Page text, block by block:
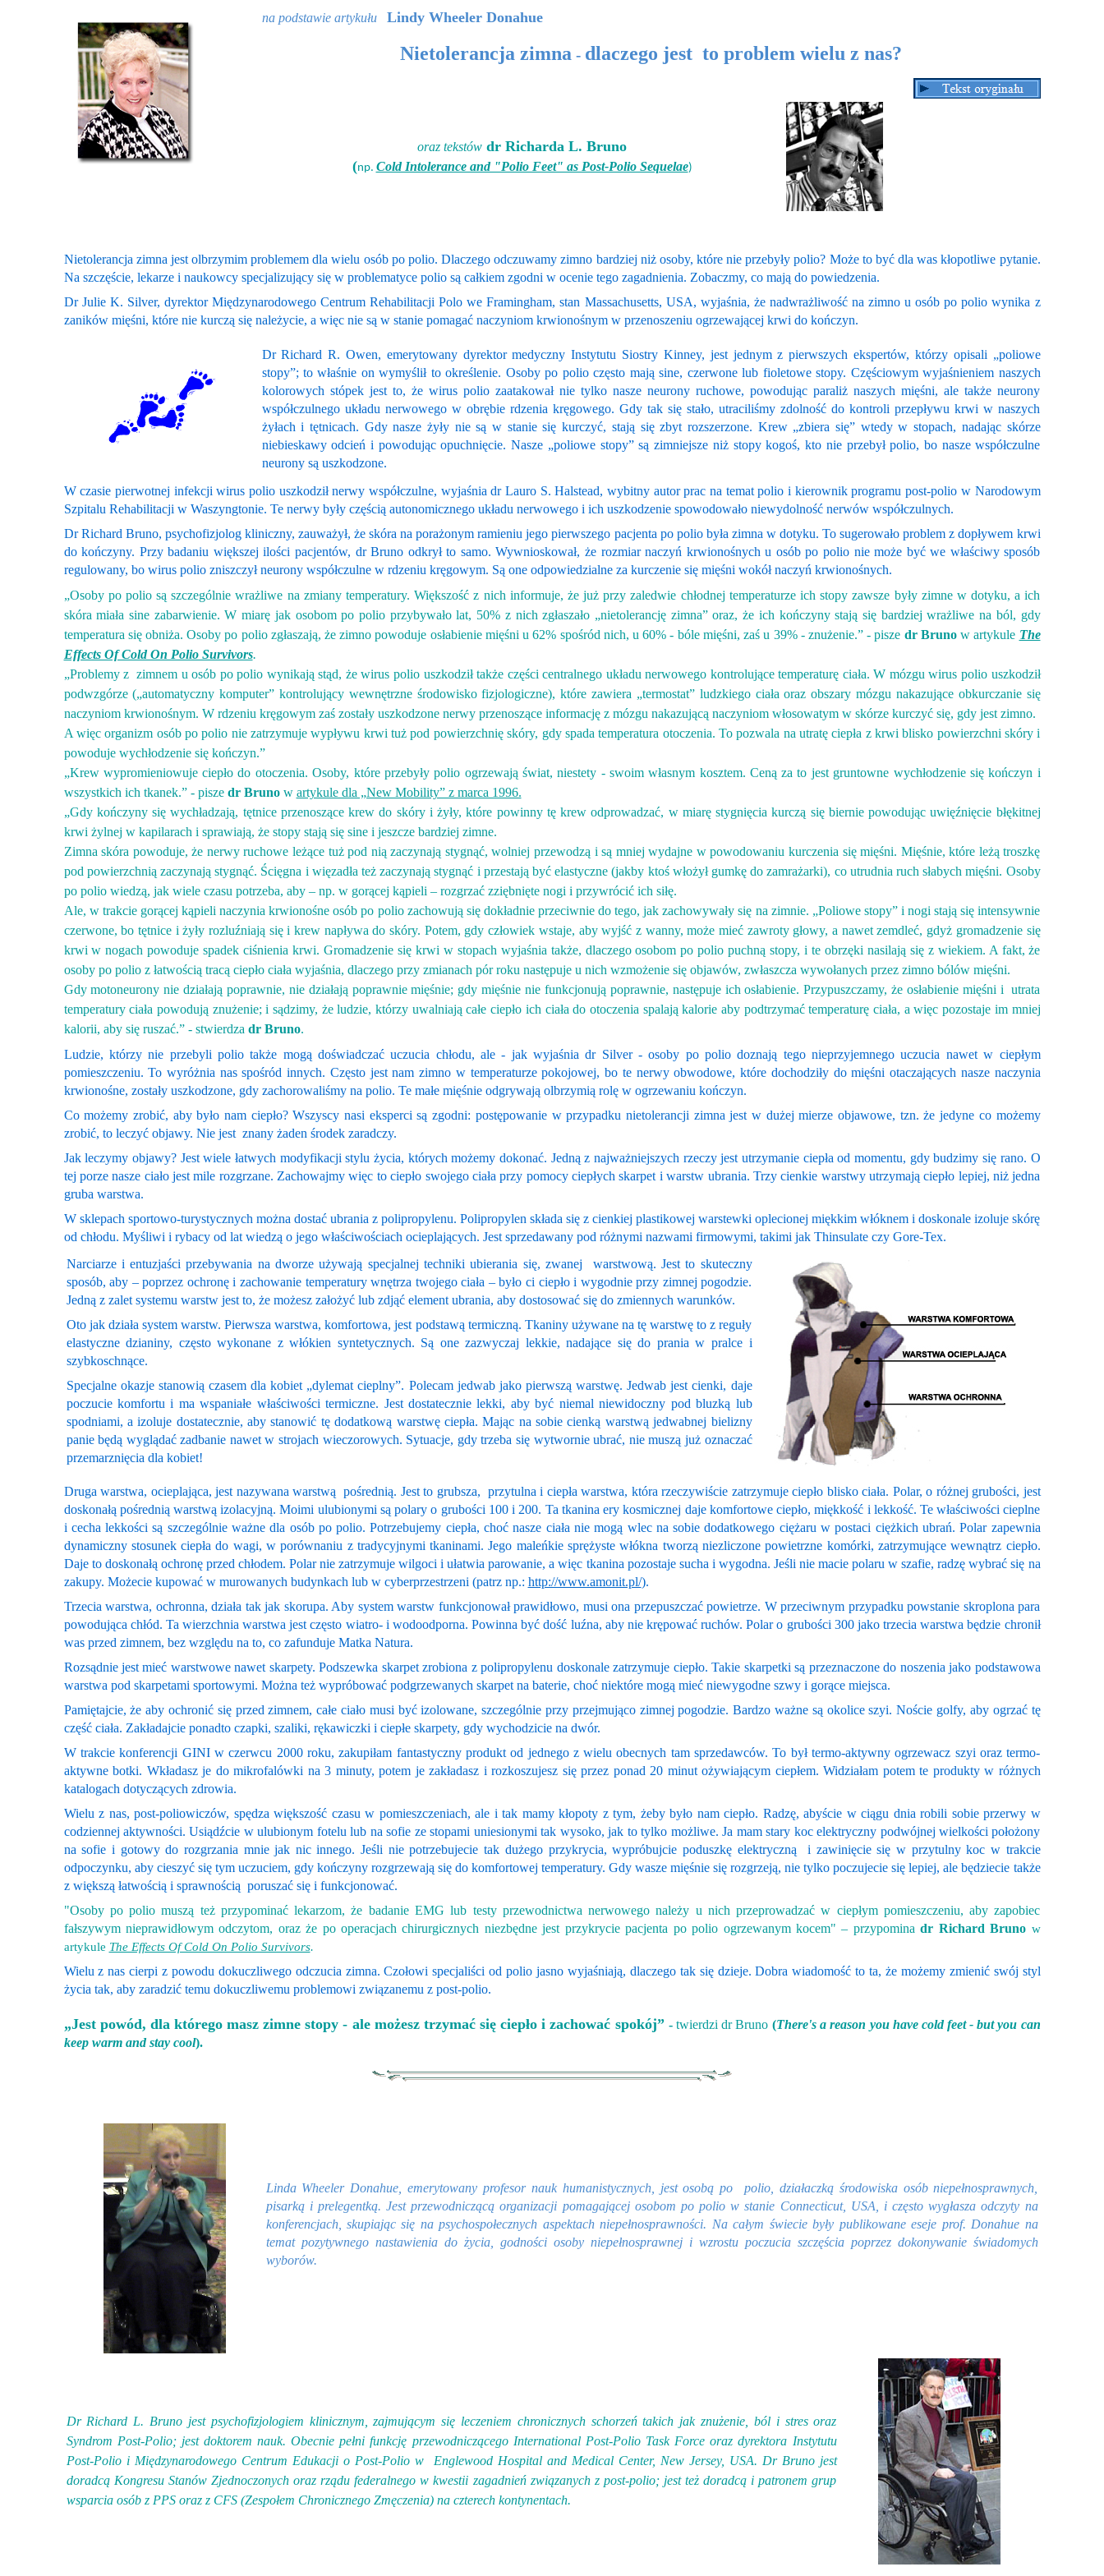
na podstawie artykułu Lindy Wheeler Donahue
Nietolerancja zimna - dlaczego jest to problem wielu z nas?
oraz tekstów dr Richarda L. Bruno
(np. Cold Intolerance and "Polio Feet" as Post-Polio Sequelae)
Nietolerancja zimna jest olbrzymim problemem dla wielu osób po polio. Dlaczego odczuwamy zimno bardziej niż osoby, które nie przebyły polio? Może to być dla was kłopotliwe pytanie.
Na szczęście, lekarze i naukowcy specjalizujący się w problematyce polio są całkiem zgodni w ocenie tego zagadnienia. Zobaczmy, co mają do powiedzenia.
Dr Julie K. Silver, dyrektor Międzynarodowego Centrum Rehabilitacji Polo we Framingham, stan Massachusetts, USA, wyjaśnia, że nadwrażliwość na zimno u osób po polio wynika z
zaników mięśni, które nie kurczą się należycie, a więc nie są w stanie pomagać naczyniom krwionośnym w przenoszeniu ogrzewającej krwi do kończyn.
Dr Richard R. Owen, emerytowany dyrektor medyczny Instytutu Siostry Kinney, jest jednym z pierwszych ekspertów, którzy opisali „poliowe
stopy”; to właśnie on wymyślił to określenie. Osoby po polio często mają sine, czerwone lub fioletowe stopy. Częściowym wyjaśnieniem naszych
kolorowych stópek jest to, że wirus polio zaatakował nie tylko nasze neurony ruchowe, powodując paraliż naszych mięśni, ale także neurony
współczulnego układu nerwowego w obrębie rdzenia kręgowego. Gdy tak się stało, utraciliśmy zdolność do kontroli przepływu krwi w naszych
żyłach i tętnicach. Gdy nasze żyły nie są w stanie się kurczyć, stają się zbyt rozszerzone. Krew „zbiera się” wtedy w stopach, nadając skórze
niebieskawy odcień i powodując opuchnięcie. Nasze „poliowe stopy” są zimniejsze niż stopy kogoś, kto nie przebył polio, bo nasze współczulne
neurony są uszkodzone.
W czasie pierwotnej infekcji wirus polio uszkodził nerwy współczulne, wyjaśnia dr Lauro S. Halstead, wybitny autor prac na temat polio i kierownik programu post-polio w Narodowym
Szpitalu Rehabilitacji w Waszyngtonie. Te nerwy były częścią autonomicznego układu nerwowego i ich uszkodzenie spowodowało niewydolność nerwów współczulnych.
Dr Richard Bruno, psychofizjolog kliniczny, zauważył, że skóra na porażonym ramieniu jego pierwszego pacjenta po polio była zimna w dotyku. To sugerowało problem z dopływem krwi
do kończyny. Przy badaniu większej ilości pacjentów, dr Bruno odkrył to samo. Wywnioskował, że rozmiar naczyń krwionośnych u osób po polio nie może być we właściwy sposób
regulowany, bo wirus polio zniszczył neurony współczulne w rdzeniu kręgowym. Są one odpowiedzialne za kurczenie się mięśni wokół naczyń krwionośnych.
„Osoby po polio są szczególnie wrażliwe na zmiany temperatury. Większość z nich informuje, że już przy zaledwie chłodnej temperaturze ich stopy zawsze były zimne w dotyku, a ich
skóra miała sine zabarwienie. W miarę jak osobom po polio przybywało lat, 50% z nich zgłaszało „nietolerancję zimna” oraz, że ich kończyny stają się bardziej wrażliwe na ból, gdy
temperatura się obniża. Osoby po polio zgłaszają, że zimno powoduje osłabienie mięśni u 62% spośród nich, u 60%- bóle mięśni, zaś u 39% -znużenie.”- pisze dr Brunow artykule The
Effects Of Cold On Polio Survivors.
„Problemy z zimnem u osób po polio wynikają stąd, że wirus polio uszkodził także części centralnego układu nerwowego kontrolujące temperaturę ciała. W mózgu wirus polio uszkodził
podwzgórze („automatyczny komputer” kontrolujący wewnętrzne środowisko fizjologiczne), które zawiera „termostat” ludzkiego ciała oraz obszary mózgu nakazujące obkurczanie się
naczyniom krwionośnym. W rdzeniu kręgowym zaś zostały uszkodzone nerwy przenoszące informację z mózgu nakazującą naczyniom włosowatym w skórze kurczyć się, gdy jest zimno.
A więc organizm osób po polio nie zatrzymuje wypływu krwi tuż pod powierzchnię skóry, gdy spada temperatura otoczenia. To pozwala na utratę ciepła z krwi blisko powierzchni skóry i
powoduje wychłodzenie się kończyn.”
„Krew wypromieniowuje ciepło do otoczenia. Osoby, które przebyły polio ogrzewają świat, niestety -swoim własnym kosztem. Ceną za to jest gruntowne wychłodzenie się kończyn i
wszystkich ich tkanek.” -pisze dr Brunow artykule dla „New Mobility” z marca 1996.
„Gdy kończyny się wychładzają, tętnice przenoszące krew do skóry i żyły, które powinny tę krew odprowadzać, w miarę stygnięcia kurczą się biernie powodując uwięźnięcie błękitnej
krwi żylnej w kapilarach i sprawiają, że stopy stają się sine i jeszcze bardziej zimne.
Zimna skóra powoduje, że nerwy ruchowe leżące tuż pod nią zaczynają stygnąć, wolniej przewodzą i są mniej wydajne w powodowaniu kurczenia się mięśni. Mięśnie, które leżą troszkę
pod powierzchnią zaczynają stygnąć. Ścięgna i więzadła też zaczynają stygnąć i przestają być elastyczne (jakby ktoś włożył gumkę do zamrażarki), co utrudnia ruch słabych mięśni. Osoby
po polio wiedzą, jak wiele czasu potrzeba, aby – np. w gorącej kąpieli – rozgrzać zziębnięte nogi i przywrócić ich siłę.
Ale, w trakcie gorącej kąpieli naczynia krwionośne osób po polio zachowują się dokładnie przeciwnie do tego, jak zachowywały się na zimnie. „Poliowe stopy” i nogi stają się intensywnie
czerwone, bo tętnice i żyły rozluźniają się i krew napływa do skóry. Potem, gdy człowiek wstaje, aby wyjść z wanny, może mieć zawroty głowy, a nawet zemdleć, gdyż gromadzenie się
krwi w nogach powoduje spadek ciśnienia krwi. Gromadzenie się krwi w stopach wyjaśnia także, dlaczego osobom po polio puchną stopy, i te obrzęki nasilają się z wiekiem. A fakt, że
osoby po polio z łatwością tracą ciepło ciała wyjaśnia, dlaczego przy zmianach pór roku następuje u nich wzmożenie się objawów, zwłaszcza wywołanych przez zimno bólów mięśni.
Gdy motoneurony nie działają poprawnie, nie działają poprawnie mięśnie; gdy mięśnie nie funkcjonują poprawnie, następuje ich osłabienie. Przypuszczamy, że osłabienie mięśni i utrata
temperatury ciała powodują znużenie; i sądzimy, że ludzie, którzy uwalniają całe ciepło ich ciała do otoczenia spalają kalorie aby podtrzymać temperaturę ciała, a więc pozostaje im mniej
kalorii, aby się ruszać.” -stwierdza drBruno.
Ludzie, którzy nie przebyli polio także mogą doświadczać uczucia chłodu, ale- jak wyjaśnia dr Silver- osoby po polio doznają tego nieprzyjemnego uczucia nawet w ciepłym
pomieszczeniu. To wyróżnia nas spośród innych. Często jest nam zimno w temperaturze pokojowej, bo te nerwy obwodowe, które dochodziły do mięśni otaczających nasze naczynia
krwionośne, zostały uszkodzone, gdy zachorowaliśmy na polio. Te małe mięśnie odgrywają olbrzymią rolę w ogrzewaniu kończyn.
Co możemy zrobić, aby było nam ciepło? Wszyscy nasi eksperci są zgodni: postępowanie w przypadku nietolerancji zimna jest w dużej mierze objawowe, tzn. że jedyne co możemy
zrobić, to leczyć objawy. Nie jest znany żaden środek zaradczy.
Jak leczymy objawy? Jest wiele łatwych modyfikacji stylu życia, których możemy dokonać. Jedną z najważniejszych rzeczy jest utrzymanie ciepła od momentu, gdy budzimy się rano. O
tej porze nasze ciało jest mile rozgrzane. Zachowajmy więc to ciepło swojego ciała przy pomocy ciepłych skarpet i warstw ubrania. Trzy cienkie warstwy utrzymają ciepło lepiej, niż jedna
gruba warstwa.
W sklepach sportowo-turystycznych można dostać ubrania z polipropylenu. Polipropylen składa się z cienkiej plastikowej warstewki oplecionej miękkim włóknem i doskonale izoluje skórę
od chłodu. Myśliwi i rybacy od lat wiedzą o jego właściwościach ocieplających. Jest sprzedawany pod różnymi nazwami firmowymi, takimi jak Thinsulate czy Gore-Tex.
Narciarze i entuzjaści przebywania na dworze używają specjalnej techniki ubierania się, zwanej warstwową. Jest to skuteczny
sposób, aby – poprzez ochronę i zachowanie temperatury wnętrza twojego ciała – było ci ciepło i wygodnie przy zimnej pogodzie.
Jedną z zalet systemu warstw jest to, że możesz założyć lub zdjąć element ubrania, aby dostosować się do zmiennych warunków.
Oto jak działa system warstw. Pierwsza warstwa, komfortowa, jest podstawą termiczną. Tkaniny używane na tę warstwę to z reguły
elastyczne dzianiny, często wykonane z włókien syntetycznych. Są one zazwyczaj lekkie, nadające się do prania w pralce i
szybkoschnące.
Specjalne okazje stanowią czasem dla kobiet „dylemat cieplny”. Polecam jedwab jako pierwszą warstwę. Jedwab jest cienki, daje
poczucie komfortu i ma wspaniałe właściwości termiczne. Jest dostatecznie lekki, aby być niemal niewidoczny pod bluzką lub
spodniami, a izoluje dostatecznie, aby stanowić tę dodatkową warstwę ciepła. Mając na sobie cienką warstwą jedwabnej bielizny
panie będą wyglądać zadbanie nawet w strojach wieczorowych. Sytuacje, gdy trzeba się wytwornie ubrać, nie muszą już oznaczać
przemarznięcia dla kobiet!
Druga warstwa, ocieplająca, jest nazywana warstwą pośrednią. Jest to grubsza, przytulna i ciepła warstwa, która rzeczywiście zatrzymuje ciepło blisko ciała. Polar, o różnej grubości, jest
doskonałą pośrednią warstwą izolacyjną. Moimi ulubionymi są polary o grubości 100 i 200. Ta tkanina ery kosmicznej daje komfortowe ciepło, miękkość i lekkość. Te właściwości cieplne
i cecha lekkości są szczególnie ważne dla osób po polio. Potrzebujemy ciepła, choć nasze ciała nie mogą wlec na sobie dodatkowego ciężaru w postaci ciężkich ubrań. Polar zapewnia
dynamiczny stosunek ciepła do wagi, w porównaniu z tradycyjnymi tkaninami. Jego maleńkie sprężyste włókna tworzą niezliczone powietrzne komórki, zatrzymujące wewnątrz ciepło.
Daje to doskonałą ochronę przed chłodem. Polar nie zatrzymuje wilgoci i ułatwia parowanie, a więc tkanina pozostaje sucha i wygodna. Jeśli nie macie polaru w szafie, radzę wybrać się na
zakupy. Możecie kupować w murowanych budynkach lub w cyberprzestrzeni (patrz np.: http://www.amonit.pl/).
Trzecia warstwa, ochronna, działa tak jak skorupa. Aby system warstw funkcjonował prawidłowo, musi ona przepuszczać powietrze. W przeciwnym przypadku powstanie skroplona para
powodująca chłód. Ta wierzchnia warstwa jest często wiatro- i wodoodporna. Powinna być dość luźna, aby nie krępować ruchów. Polar o grubości 300 jako trzecia warstwa będzie chronił
was przed zimnem, bez względu na to, co zafunduje Matka Natura.
Rozsądnie jest mieć warstwowe nawet skarpety. Podszewka skarpet zrobiona z polipropylenu doskonale zatrzymuje ciepło. Takie skarpetki są przeznaczone do noszenia jako podstawowa
warstwa pod skarpetami sportowymi. Można też wypróbować podgrzewanych skarpet na baterie, choć niektóre mogą mieć niewygodne szwy i gorące miejsca.
Pamiętajcie, że aby ochronić się przed zimnem, całe ciało musi być izolowane, szczególnie przy przejmująco zimnej pogodzie. Bardzo ważne są okolice szyi. Noście golfy, aby ogrzać tę
część ciała. Zakładajcie ponadto czapki, szaliki, rękawiczki i ciepłe skarpety, gdy wychodzicie na dwór.
W trakcie konferencji GINI w czerwcu 2000 roku, zakupiłam fantastyczny produkt od jednego z wielu obecnych tam sprzedawców. To był termo-aktywny ogrzewacz szyi oraz termo-
aktywne botki. Wkładasz je do mikrofalówki na 3 minuty, potem je zakładasz i rozkoszujesz się przez ponad 20 minut ożywiającym ciepłem. Widziałam potem te produkty w różnych
katalogach dotyczących zdrowia.
Wielu z nas, post-poliowiczów, spędza większość czasu w pomieszczeniach, ale i tak mamy kłopoty z tym, żeby było nam ciepło. Radzę, abyście w ciągu dnia robili sobie przerwy w
codziennej aktywności. Usiądźcie w ulubionym fotelu lub na sofie ze stopami uniesionymi tak wysoko, jak to tylko możliwe. Ja mam stary koc elektryczny podwójnej wielkości położony
na sofie i gotowy do rozgrzania mnie jak nic innego. Jeśli nie potrzebujecie tak dużego przykrycia, wypróbujcie poduszkę elektryczną i zawinięcie się w przytulny koc w trakcie
odpoczynku, aby cieszyć się tym uczuciem, gdy kończyny rozgrzewają się do komfortowej temperatury. Gdy wasze mięśnie się rozgrzeją, nie tylko poczujecie się lepiej, ale będziecie także
z większą łatwością i sprawnością poruszać się i funkcjonować.
"Osoby po polio muszą też przypominać lekarzom, że badanie EMG lub testy przewodnictwa nerwowego należy u nich przeprowadzać w ciepłym pomieszczeniu, aby zapobiec
fałszywym nieprawidłowym odczytom, oraz że po operacjach chirurgicznych niezbędne jest przykrycie pacjenta po polio ogrzewanym kocem" – przypominadr Richard Bruno w
artykule The Effects Of Cold On Polio Survivors.
Wielu z nas cierpi z powodu dokuczliwego odczucia zimna. Czołowi specjaliści od polio jasno wyjaśniają, dlaczego tak się dzieje. Dobra wiadomość to ta, że możemy zmienić swój styl
życia tak, aby zaradzić temu dokuczliwemu problemowi związanemu z post-polio.
„Jest powód, dla któregomasz zimne stopy- ale możesz trzymać się ciepło i zachować spokój” - twierdzi dr Bruno (There's a reason you have cold feet - but you can
keep warm and stay cool).
Linda Wheeler Donahue, emerytowany profesor nauk humanistycznych, jest osobą po polio, działaczką środowiska osób niepełnosprawnych,
pisarką i prelegentką. Jest przewodniczącą organizacji pomagającej osobom po polio w stanie Connecticut, USA, i często wygłasza odczyty na
konferencjach, skupiając się na psychospołecznych aspektach niepełnosprawności. Na całym świecie były publikowane eseje prof. Donahue na
temat pozytywnego nastawienia do życia, godności osoby niepełnosprawnej i wzrostu poczucia szczęścia poprzez dokonywanie świadomych
wyborów.
Dr Richard L. Bruno jest psychofizjologiem klinicznym, zajmującym się leczeniem chronicznych schorzeń takich jak znużenie, ból i stres oraz
Syndrom Post-Polio; jest doktorem nauk. Obecnie pełni funkcję przewodniczącego International Post-Polio Task Force oraz dyrektora Instytutu
Post-Polio i Międzynarodowego Centrum Edukacji o Post-Polio w Englewood Hospital and Medical Center, New Jersey, USA. Dr Bruno jest
doradcą Kongresu Stanów Zjednoczonych oraz rządu federalnego w kwestii zagadnień związanych z post-polio; jest też doradcą i patronem grup
wsparcia osób z PPS oraz z CFS (Zespołem Chronicznego Zmęczenia) na czterech kontynentach.